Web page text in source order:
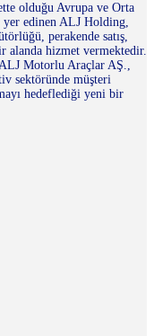
olduğu Avrupa ve Orta
yer edinen ALJ Holding,
perakende satış,
alanda hizmet vermektedir.
Motorlu Araçlar AŞ.,
sektöründe müşteri
hedeflediği yeni bir